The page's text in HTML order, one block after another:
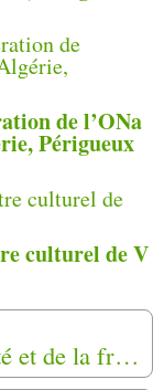
de l’ONa
Périgueux
culturel de V
Plantation de l'arbre de la laïcité et de la fraternité du samedi 2 Juin 2018 à Hyères (83)